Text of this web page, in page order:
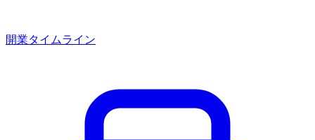
開業タイムライン